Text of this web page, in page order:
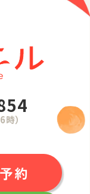
）
約